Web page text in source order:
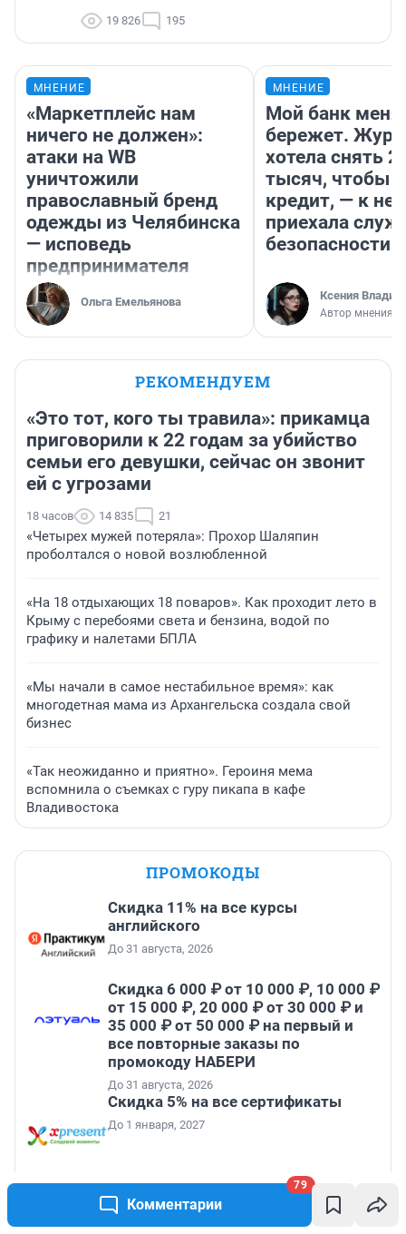
Комментарии
79
19 826 195
МНЕНИЕ
«Маркетплейс нам
ничего не должен»:
атаки на WB
уничтожили
православный бренд
одежды из Челябинска
— исповедь
предпринимателя
Ольга Емельянова
МНЕНИЕ
Мой банк меня
бережет.
хотела снять
тысяч, чтобы
кредит, — к
приехала
безопасности
Ксения
Автор мнения
РЕКОМЕНДУЕМ
«Это тот, кого ты травила»: прикамца
приговорили к 22 годам за убийство
семьи его девушки, сейчас он звонит
ей с угрозами
18 часов 14 835 21
«Четырех мужей потеряла»: Прохор Шаляпин
проболтался о новой возлюбленной
«На 18 отдыхающих 18 поваров». Как проходит лето в
Крыму с перебоями света и бензина, водой по
графику и налетами БПЛА
«Мы начали в самое нестабильное время»: как
многодетная мама из Архангельска создала свой
бизнес
«Так неожиданно и приятно». Героиня мема
вспомнила о съемках с гуру пикапа в кафе
Владивостока
ПРОМОКОДЫ
Скидка 11% на все курсы
английского
До 31 августа, 2026
Скидка 6 000 ₽ от 10 000 ₽, 10 000 ₽
от 15 000 ₽, 20 000 ₽ от 30 000 ₽ и
35 000 ₽ от 50 000 ₽ на первый и
все повторные заказы по
промокоду НАБЕРИ
До 31 августа, 2026
Скидка 5% на все сертификаты
До 1 января, 2027
Скидка 20% от 4 000 ₽, 30% от 7 000
₽ и 40% от 12 000 ₽ на первый и все
повторные заказы по промокоду